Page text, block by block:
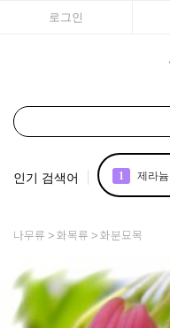
로그인
인기 검색어 1 제라늄
4 매발톱
나무류 화목류 화분묘목